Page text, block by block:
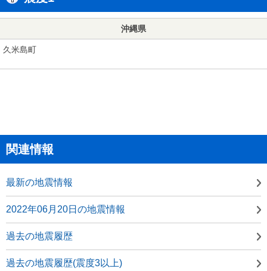
沖縄県
久米島町
関連情報
最新の地震情報
2022年06月20日の地震情報
過去の地震履歴
過去の地震履歴(震度3以上)